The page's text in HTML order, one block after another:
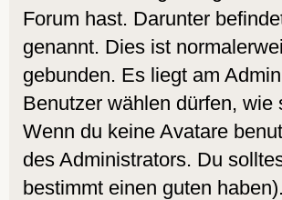
Forum hast. Darunter
genannt. Dies ist
gebunden. Es liegt am
Benutzer wählen dürfen,
Wenn du keine Avatare
des Administrators. Du
bestimmt einen guten haben).